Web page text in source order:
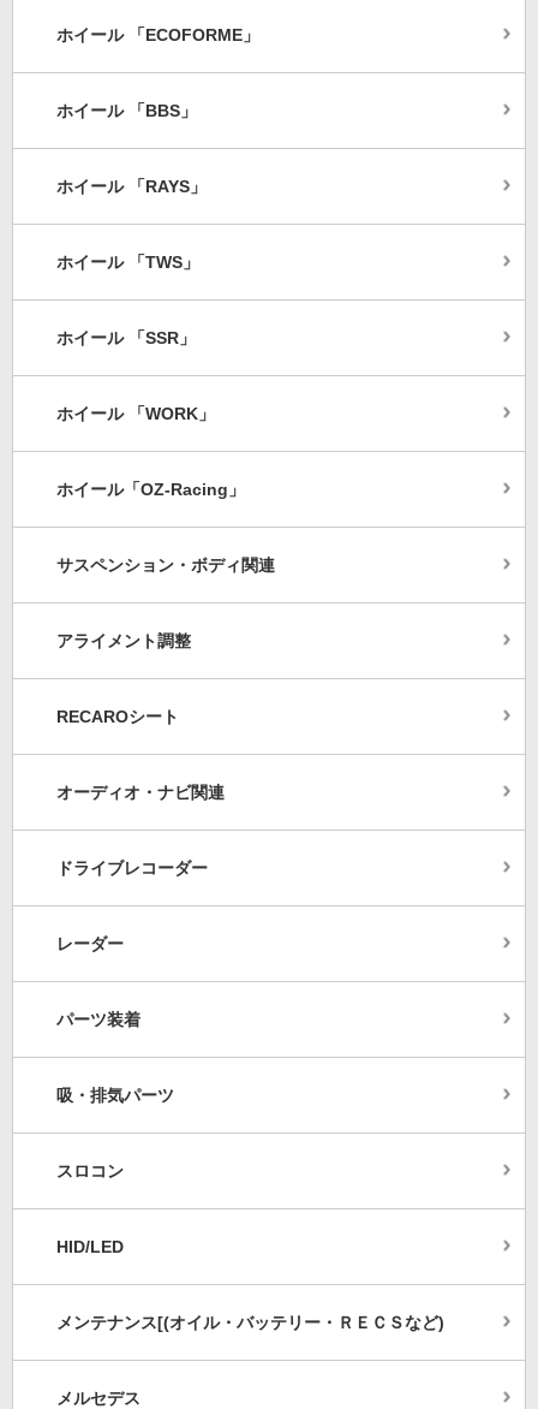
ホイール 「ECOFORME」
ホイール 「BBS」
ホイール 「RAYS」
ホイール 「TWS」
ホイール 「SSR」
ホイール 「WORK」
ホイール「OZ-Racing」
サスペンション・ボディ関連
アライメント調整
RECAROシート
オーディオ・ナビ関連
ドライブレコーダー
レーダー
パーツ装着
吸・排気パーツ
スロコン
HID/LED
メンテナンス[(オイル・バッテリー・ＲＥＣＳなど)
メルセデス